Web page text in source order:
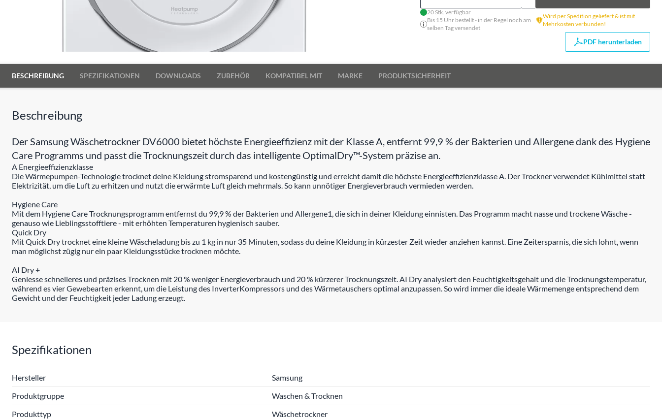
20 Stk. verfügbar
Bis 15 Uhr bestellt - in der Regel noch am
selben Tag versendet
Wird per Spedition geliefert & ist mit
Mehrkosten verbunden!
PDF herunterladen
BESCHREIBUNG SPEZIFIKATIONEN DOWNLOADS ZUBEHÖR KOMPATIBEL MIT MARKE PRODUKTSICHERHEIT
Beschreibung
Der Samsung Wäschetrockner DV6000 bietet höchste Energieeffizienz mit der Klasse A, entfernt 99,9 % der Bakterien und Allergene dank des Hygiene
Care Programms und passt die Trocknungszeit durch das intelligente OptimalDry™-System präzise an.
A Energieeffizienzklasse
Die Wärmepumpen-Technologie trocknet deine Kleidung stromsparend und kostengünstig und erreicht damit die höchste Energieeffizienzklasse A. Der Trockner verwendet Kühlmittel statt
Elektrizität, um die Luft zu erhitzen und nutzt die erwärmte Luft gleich mehrmals. So kann unnötiger Energieverbrauch vermieden werden.
Hygiene Care
Mit dem Hygiene Care Trocknungsprogramm entfernst du 99,9 % der Bakterien und Allergene1, die sich in deiner Kleidung einnisten. Das Programm macht nasse und trockene Wäsche -
genauso wie Lieblingsstofftiere - mit erhöhten Temperaturen hygienisch sauber.
Quick Dry
Mit Quick Dry trocknet eine kleine Wäscheladung bis zu 1 kg in nur 35 Minuten, sodass du deine Kleidung in kürzester Zeit wieder anziehen kannst. Eine Zeitersparnis, die sich lohnt, wenn
man möglichst zügig nur ein paar Kleidungsstücke trocknen möchte.
AI Dry +
Geniesse schnelleres und präzises Trocknen mit 20 % weniger Energieverbrauch und 20 % kürzerer Trocknungszeit. AI Dry analysiert den Feuchtigkeitsgehalt und die Trocknungstemperatur,
während es vier Gewebearten erkennt, um die Leistung des InverterKompressors und des Wärmetauschers optimal anzupassen. So wird immer die ideale Wärmemenge entsprechend dem
Gewicht und der Feuchtigkeit jeder Ladung erzeugt.
Spezifikationen
Hersteller
Samsung
Produktgruppe
Waschen & Trocknen
Produkttyp
Wäschetrockner